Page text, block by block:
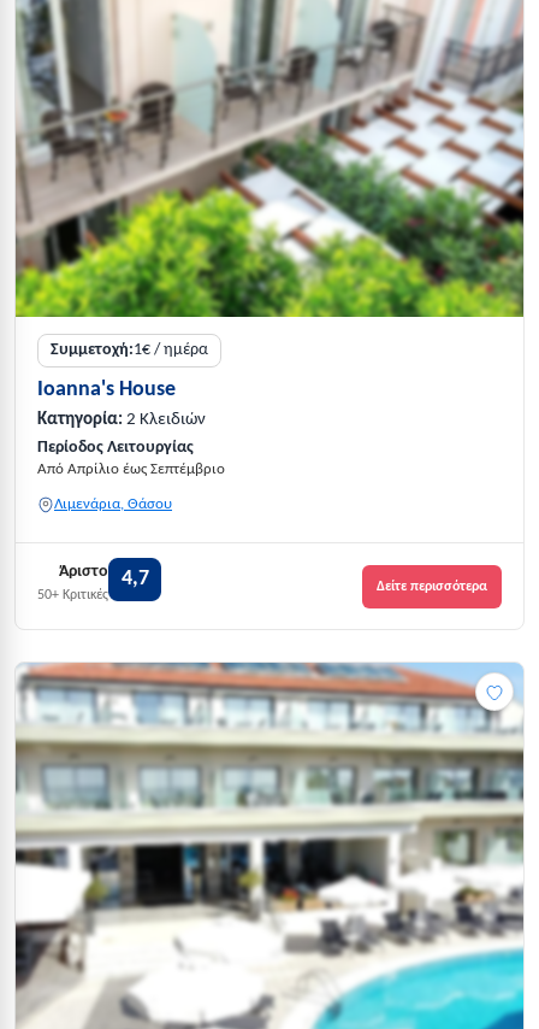
Συμμετοχή:1€ / ημέρα
Ioanna's House
Κατηγορία: 2 Κλειδιών
Περίοδος Λειτουργίας
Από Απρίλιο έως Σεπτέμβριο
Λιμενάρια, Θάσου
Άριστο
50+ Κριτικές
4,7 Δείτε περισσότερα